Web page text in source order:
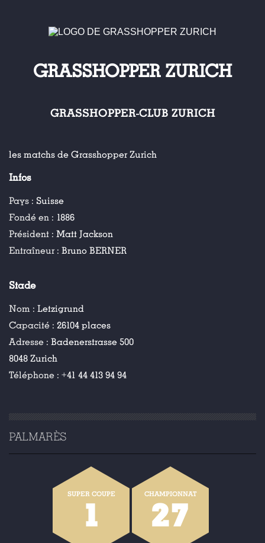
GRASSHOPPER ZURICH
GRASSHOPPER-CLUB ZURICH
les matchs de Grasshopper Zurich
Infos
Pays : Suisse
Fondé en : 1886
Président : Matt Jackson
Entraîneur : Bruno BERNER
Stade
Nom : Letzigrund
Capacité : 26104 places
Adresse : Badenerstrasse 500
8048 Zurich
Téléphone : +41 44 413 94 94
PALMARÈS
SUPER COUPE
1
CHAMPIONNAT
27